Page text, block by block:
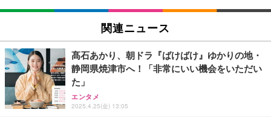
SIHOO B100 オフィスチェア／デスクチェア メッシ
ュチェア 人間工学 疲れない ブラック
￥27,999
Sezlife オフィスチェア デスクチェア 疲れない テレ
ワーク チェア 強化バックレスト 30度ロッキング機
能 人間工学 椅子 腰サポート 90度跳ね上げ式アーム
レスト 3Dヘッドレスト ハンガー付き 高反発クッシ
EIZO ビジネス向けプレミアムモニター | FlexScan
￥109,572
【純正品】27"ゲーミングモニター DualSense 充電
フック付き（CFI-ZDM1J）
￥49,979
Amazonベーシック ペットシーツ 厚型 ワイド 42枚
x2袋(84枚) ホワイト(吸収面:ライトブルー)
￥3,234
ネオ・ルーライフ ネオ・オムツ L 中型犬用 26枚入
り 単品
￥1,800
関連ニュース
髙石あかり、朝ドラ『ばけばけ』ゆかりの地・
静岡県焼津市へ！「非常にいい機会をいただい
た」
エンタメ
2025.4.25(金) 13:05